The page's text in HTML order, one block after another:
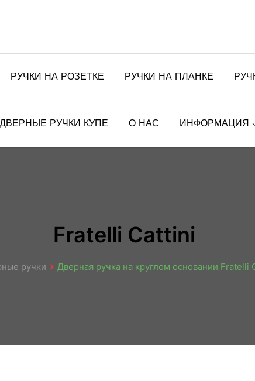
РУЧКИ НА РОЗЕТКЕ РУЧКИ НА ПЛАНКЕ
ДВЕРНЫЕ РУЧКИ КУПЕ О НАС ИНФОРМАЦИЯ
Fratelli Cattini
ручки Дверная ручка на круглом основании Fratelli